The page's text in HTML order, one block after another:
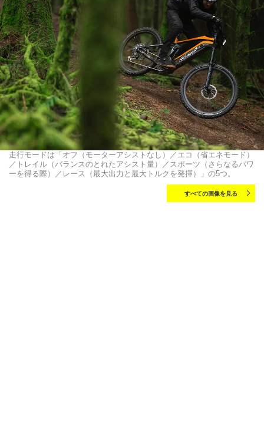
走行モードは「オフ（モーターアシストなし）／エコ（省エネモード）
／トレイル（バランスのとれたアシスト量）／スポーツ（さらなるパワ
ーを得る際）／レース（最大出力と最大トルクを発揮）」の5つ。
すべての画像を見る